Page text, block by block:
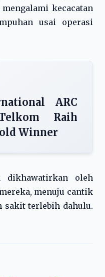
kecacatan
usai operasi
ARC
Raih
Winner
oleh
menuju cantik
sakit terlebih dahulu.